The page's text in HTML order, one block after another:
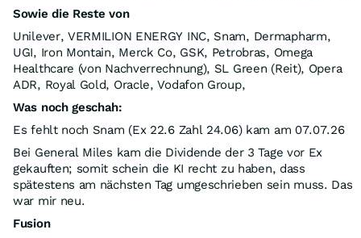
Sowie die Reste von
Unilever, VERMILION ENERGY INC, Snam, Dermapharm,
UGI, Iron Montain, Merck Co, GSK, Petrobras, Omega
Healthcare (von Nachverrechnung), SL Green (Reit), Opera
ADR, Royal Gold, Oracle, Vodafon Group,
Was noch geschah:
Es fehlt noch Snam (Ex 22.6 Zahl 24.06) kam am 07.07.26
Bei General Miles kam die Dividende der 3 Tage vor Ex
gekauften; somit schein die KI recht zu haben, dass
spätestens am nächsten Tag umgeschrieben sein muss. Das
war mir neu.
Fusion